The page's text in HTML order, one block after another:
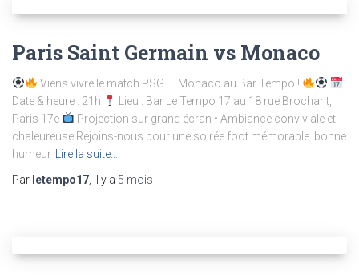
Paris Saint Germain vs Monaco
Viens vivre le match PSG — Monaco au Bar Tempo !
Date & heure : 21h
Lieu : Bar Le Tempo 17 au 18 rue Brochant,
Paris 17e
Projection sur grand écran • Ambiance conviviale et
chaleureuse Rejoins-nous pour une soirée foot mémorable bonne
humeur
Lire la suite…
Par letempo17 , il y a 5 mois